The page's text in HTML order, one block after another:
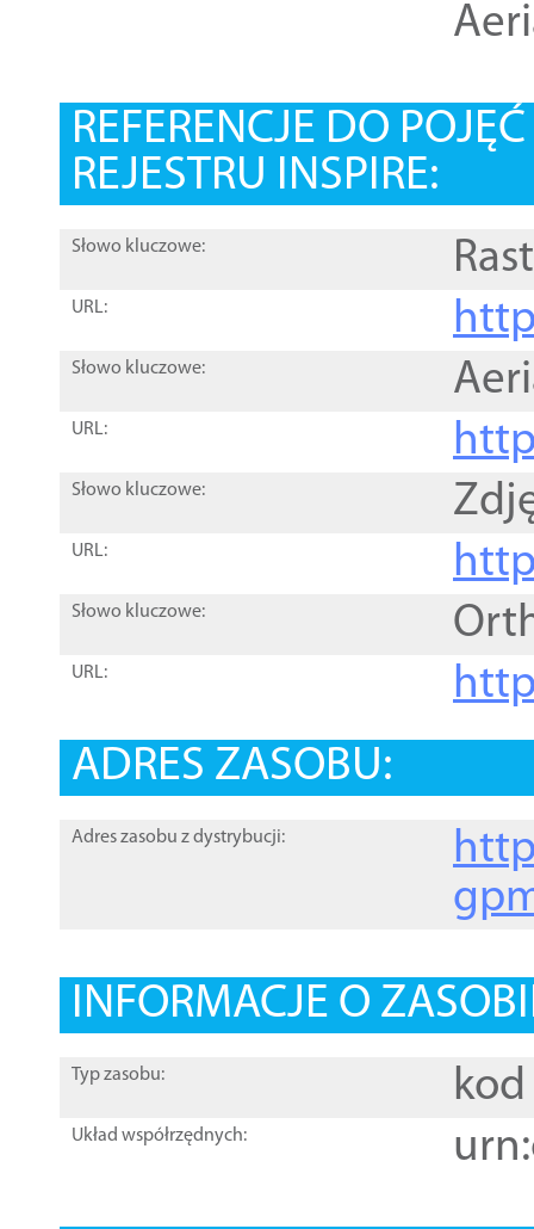
REFERENCJE DO
REJESTRU INSPIRE:
Słowo kluczowe:
URL:
Słowo kluczowe:
URL:
Słowo kluczowe:
URL:
Słowo kluczowe:
URL:
ADRES ZASOBU:
Adres zasobu z dystrybucji:
INFORMACJE O
Typ zasobu: kod
Układ współrzędnych: